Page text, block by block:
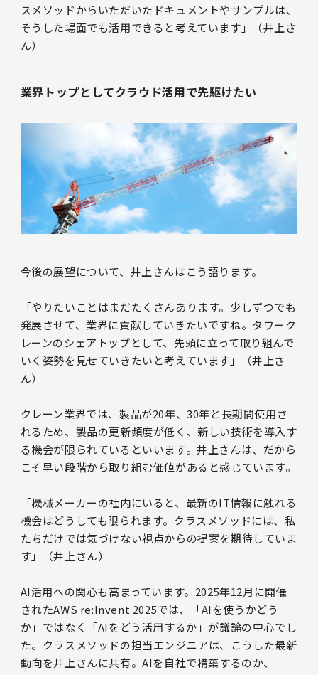
スメソッドからいただいたドキュメントやサンプルは、
そうした場面でも活用できると考えています」（井上さ
ん）
業界トップとしてクラウド活用で先駆けたい
今後の展望について、井上さんはこう語ります。
「やりたいことはまだたくさんあります。少しずつでも
発展させて、業界に貢献していきたいですね。タワーク
レーンのシェアトップとして、先頭に立って取り組んで
いく姿勢を見せていきたいと考えています」（井上さ
ん）
クレーン業界では、製品が20年、30年と長期間使用さ
れるため、製品の更新頻度が低く、新しい技術を導入す
る機会が限られているといいます。井上さんは、だから
こそ早い段階から取り組む価値があると感じています。
「機械メーカーの社内にいると、最新のIT情報に触れる
機会はどうしても限られます。クラスメソッドには、私
たちだけでは気づけない視点からの提案を期待していま
す」（井上さん）
AI活用への関心も高まっています。2025年12月に開催
されたAWS re:Invent 2025では、「AIを使うかどう
か」ではなく「AIをどう活用するか」が議論の中心でし
た。クラスメソッドの担当エンジニアは、こうした最新
動向を井上さんに共有。AIを自社で構築するのか、